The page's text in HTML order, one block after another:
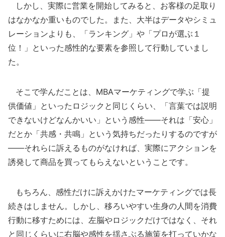
しかし、実際に営業を開始してみると、お客様の足取り
はなかなか重いものでした。また、大半はデータやシミュ
レーションよりも、「ランキング」や「プロが選ぶ１
位！」といった感性的な要素を参照して行動していまし
た。
そこで学んだことは、MBAマーケティングで学ぶ「提
供価値」といったロジックと同じくらい、「言葉では説明
できないけどなんかいい」という感性――それは「安心」
だとか「共感・共鳴」という気持ちだったりするのですが
――それらに訴えるものがなければ、実際にアクションを
誘発して商品を買ってもらえないということです。
もちろん、感性だけに訴えかけたマーケティングでは長
続きはしません。しかし、移ろいやすい生身の人間を消費
行動に移すためには、左脳やロジックだけではなく、それ
と同じくらいに右脳や感性を揺さぶる施策を打っていかな